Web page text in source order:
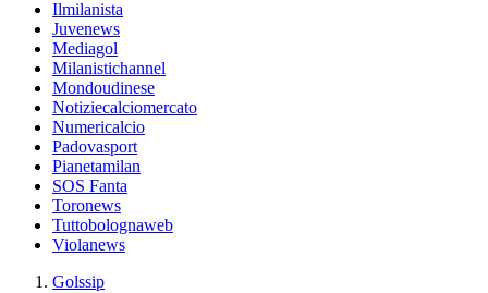
Ilmilanista
Juvenews
Mediagol
Milanistichannel
Mondoudinese
Notiziecalciomercato
Numericalcio
Padovasport
Pianetamilan
SOS Fanta
Toronews
Tuttobolognaweb
Violanews
Golssip